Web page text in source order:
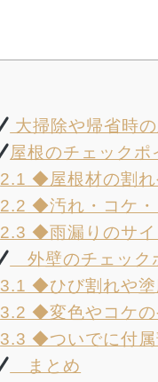
大掃除や帰省時
屋根のチェックポ
2.1 ◆屋根材の割れ
2.2 ◆汚れ・コケ
2.3 ◆雨漏りのサイ
外壁のチェック
3.1 ◆ひび割れや塗
3.2 ◆変色やコケの
3.3 ◆ついでに付属
まとめ